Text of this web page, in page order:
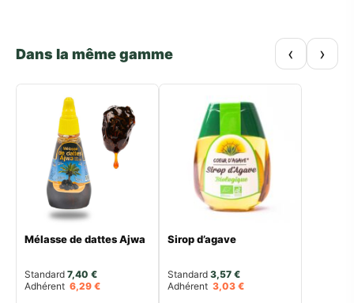
Dans la même gamme ‹ ›
Mélasse de dattes Ajwa
Standard 7,40 €
Adhérent 6,29 €
Sirop d’agave
Standard 3,57€
Adhérent3,03€